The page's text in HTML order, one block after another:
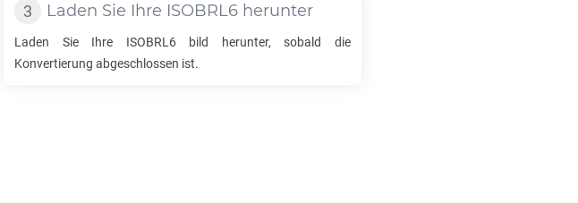
Laden Sie Ihre ISOBRL6 herunter
Laden Sie Ihre ISOBRL6bild herunter, sobald die
Konvertierung abgeschlossen ist.